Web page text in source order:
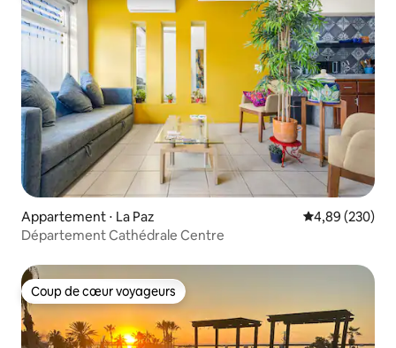
Appartement ⋅ La Paz Évaluation
4,89 (230)
Département Cathédrale Centre
Coup de cœur voyageurs
Coup de cœur voyageurs